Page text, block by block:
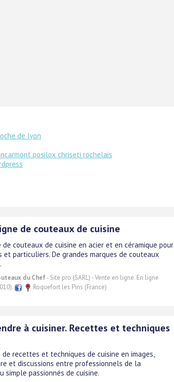
de lyon
posilox chriseti rochelais
de couteaux de cuisine
couteaux de cuisine en acier et en céramique pour
et particuliers. De grandes marques de couteaux
du Chef- Site pro (SARL) - Vente en ligne. En ligne
Roquefort les Pins (France)
à cuisiner. Recettes et techniques
recettes et techniques de cuisine en images,
et discussions entre professionnels de la
simple passionnés de cuisine.